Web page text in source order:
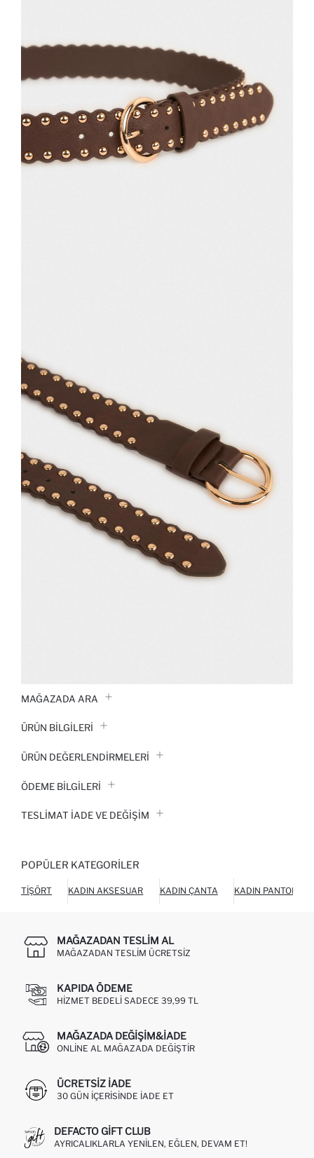
MAĞAZADA ARA
ÜRÜN BILGILERI
ÜRÜN DEĞERLENDİRMELERİ
ÖDEME BİLGİLERİ
TESLIMAT İADE VE DEĞIŞIM
POPÜLER KATEGORILER
TIŞÖRT KADIN AKSESUAR KADIN ÇANTA KADIN PANTOLON
MAĞAZADAN TESLIM AL
MAĞAZADAN TESLIM ÜCRETSIZ
KAPIDA ÖDEME
HIZMET BEDELI SADECE 39,99 TL
MAĞAZADA DEĞIŞIM&İADE
ONLINE AL MAĞAZADA DEĞIŞTIR
ÜCRETSIZ IADE
30 GÜN IÇERISINDE IADE ET
DEFACTO GIFT CLUB
AYRICALIKLARLA YENILEN, EĞLEN, DEVAM ET!